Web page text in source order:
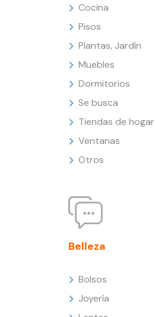
Cocina
Pisos
Plantas, Jardín
Muebles
Dormitorios
Se busca
Tiendas de hogar
Ventanas
Otros
Belleza
Bolsos
Joyería